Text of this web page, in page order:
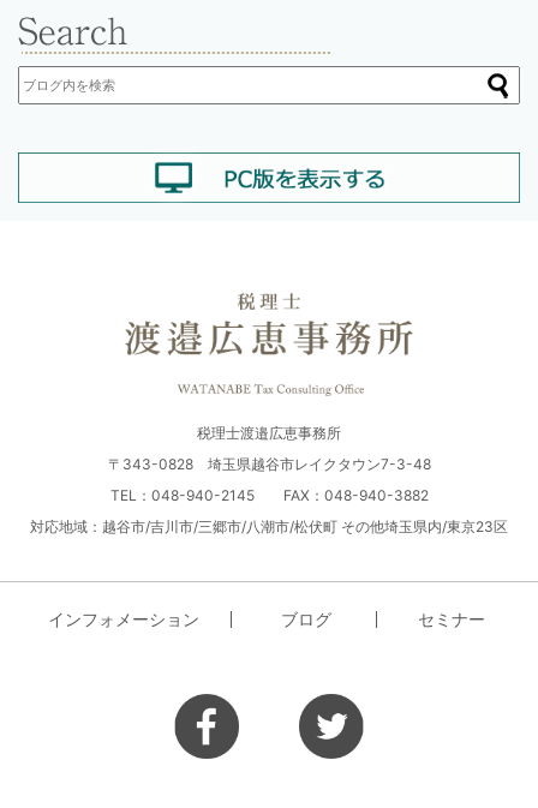
税理士渡邉広恵事務所
〒343-0828 埼玉県越谷市レイクタウン7-3-48
TEL：048-940-2145 FAX：048-940-3882
対応地域：越谷市/吉川市/三郷市/八潮市/松伏町 その他埼玉県内/東京23区
インフォメーション ブログ セミナー